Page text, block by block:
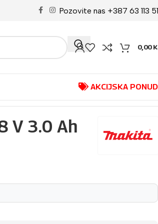
Pozovite nas +387 63 113
0,00
AKCIJSKA
V 3.0 Ah